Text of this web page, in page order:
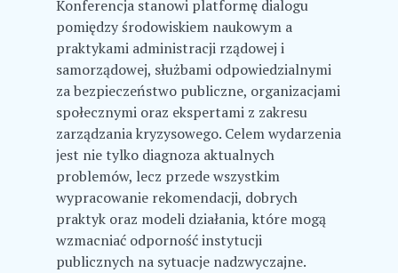
Konferencja stanowi platformę dialogu
pomiędzy środowiskiem naukowym a
praktykami administracji rządowej i
samorządowej, służbami odpowiedzialnymi
za bezpieczeństwo publiczne, organizacjami
społecznymi oraz ekspertami z zakresu
zarządzania kryzysowego. Celem wydarzenia
jest nie tylko diagnoza aktualnych
problemów, lecz przede wszystkim
wypracowanie rekomendacji, dobrych
praktyk oraz modeli działania, które mogą
wzmacniać odporność instytucji
publicznych na sytuacje nadzwyczajne.